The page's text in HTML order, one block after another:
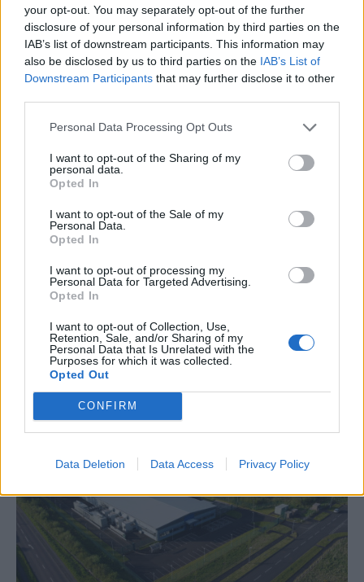
your opt-out. You may separately opt-out of the further
disclosure of your personal information by third parties on the
IAB’s list of downstream participants. This information may
also be disclosed by us to third parties on the IAB’s List of
Downstream Participants that may further disclose it to other
Personal Data Processing Opt Outs
I want to opt-out of the Sharing of my
personal data.
Opted In
I want to opt-out of the Sale of my
Personal Data.
Opted In
I want to opt-out of processing my
Personal Data for Targeted Advertising.
Opted In
I want to opt-out of Collection, Use,
Retention, Sale, and/or Sharing of my
Personal Data that Is Unrelated with the
Purposes for which it was collected.
Opted Out
CONFIRM
Data Deletion Data Access Privacy Policy
ΔΙΕΘΝΗ
Ο παγκόσμιος χάρτης του καφέ: Ποιες χώρες
κυριαρχούν στην παραγωγή
Ο καφές αποτελεί βασικό στοιχείο της καθημερινότητας
εκατομμυρίων καταναλωτών παγκοσμίως, και ειδικά στη χώρα
φαγητό, τη συνάντηση με φίλους αλλά και κάποιο επαγγελματικό
ραντεβού. Γενικά, ταιριάζει σχεδόν σε κάθε κοινωνική συνθήκη,
προσφέρεται σε δεκάδες παραλλαγές και καλύπτει κάθε γούστο.